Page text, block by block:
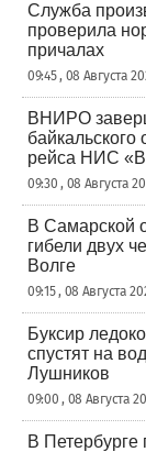
Служба
проверила
причалах
09:45 , 08 Августа
ВНИРО
байкальского
рейса НИС
09:30 , 08 Августа
В Самарской
гибели двух
Волге
09:15 , 08 Августа
Буксир
спустят на
Лушников
09:00 , 08 Августа
В Петербурге